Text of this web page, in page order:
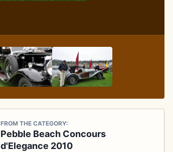
FROM THE CATEGORY:
Pebble Beach Concours
d'Elegance 2010